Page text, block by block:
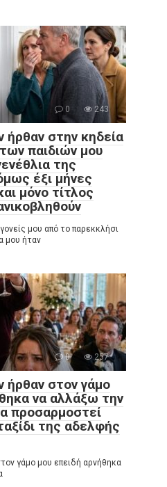
0 243
ήρθαν στην κηδεία
παιδιών μου
της
έξι μήνες
μόνο τίτλος
μου από το παρεκκλήσι
μου ήταν
0 257
ήρθαν στον γάμο
να αλλάξω την
προσαρμοστεί
της αδελφής
γάμο μου επειδή αρνήθηκα